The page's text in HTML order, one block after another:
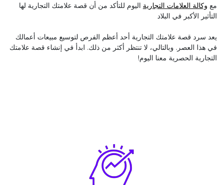
مع وكالة العلامات التجارية اليوم للتأكد من أن قصة علامتك التجارية لها
التأثير الأكبر في البلاد
يعد سرد قصة علامتك التجارية أحد أعظم الفرص لتوسيع مبيعات أعمالك
في هذا العصر. وبالتالي، لا تنتظر أكثر من ذلك. ابدأ في إنشاء قصة علامتك
التجارية الحصرية معنا اليوم!